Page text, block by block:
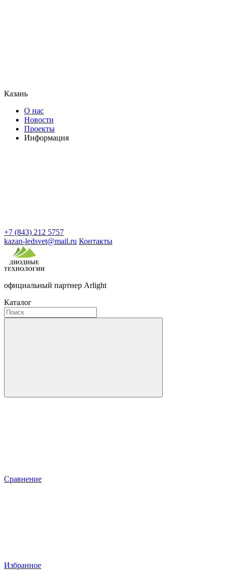
Казань
О нас
Новости
Проекты
Информация
+7 (843) 212 5757
kazan-ledsvet@mail.ru Контакты
официальный партнер Arlight
Каталог
Сравнение
Избранное